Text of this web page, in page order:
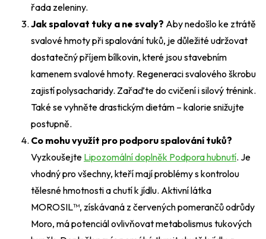
řada zeleniny.
Jak spalovat tuky a ne svaly? Aby nedošlo ke ztrátě
svalové hmoty při spalování tuků, je důležité udržovat
dostatečný příjem bílkovin, které jsou stavebním
kamenem svalové hmoty. Regeneraci svalového škrobu
zajistí polysacharidy. Zařaďte do cvičení i silový trénink.
Také se vyhněte drastickým dietám – kalorie snižujte
postupně.
Co mohu využít pro podporu spalování tuků?
Vyzkoušejte Lipozomální doplněk Podpora hubnutí. Je
vhodný pro všechny, kteří mají problémy s kontrolou
tělesné hmotnosti a chutí k jídlu. Aktivní látka
MOROSIL™, získávaná z červených pomerančů odrůdy
Moro, má potenciál ovlivňovat metabolismus tukových